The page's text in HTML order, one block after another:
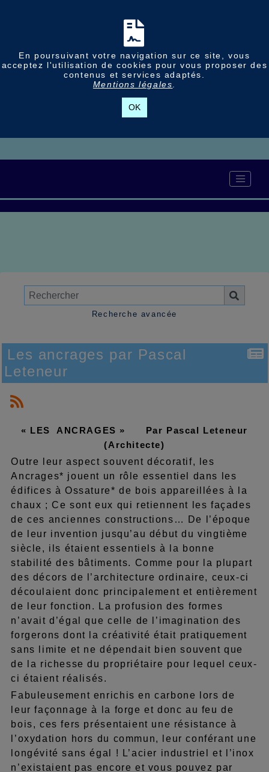
En poursuivant votre navigation sur ce site, vous
acceptez l'utilisation de cookies pour vous proposer des
contenus et services adaptés.
Mentions légales
OK
Recherche avancée
Les ancrages par Pascal
Leteneur
« LES ANCRAGES » Par Pascal Leteneur
(Architecte)
Outre leur aspect souvent décoratif, les
Ancrages* jouent un rôle essentiel dans les
édifices à Ossature* de bois appareillées à la
chaux ; Ce sont eux qui retiennent les façades
de ces anciennes constructions… De l’époque
de leur invention jusqu’au début du vingtième
siècle, ils étaient essentiels à la bonne
stabilité des bâtiments. Comme pour la plupart
des décors de l’architecture ordinaire, ceux-ci
découlaient donc principalement et entièrement
de leur fonction. La profusion des formes
n’avait d’égal que celle de l’imagination des
forgerons dont la créativité était pratiquement
sans limite et ne dépendait bien souvent que
de la richesse du propriétaire pour lequel ceux-
ci étaient réalisés.
Fabuleusement enrichis en carbone lors de
leur façonnage à la forge et donc au feu de
bois, ces fers présentaient une résistance à
l’oxydation hors du commun, leur conférant une
longévité sans égal ! L’acier industriel et l’inox
n’existaient pas encore et vous pouvez par